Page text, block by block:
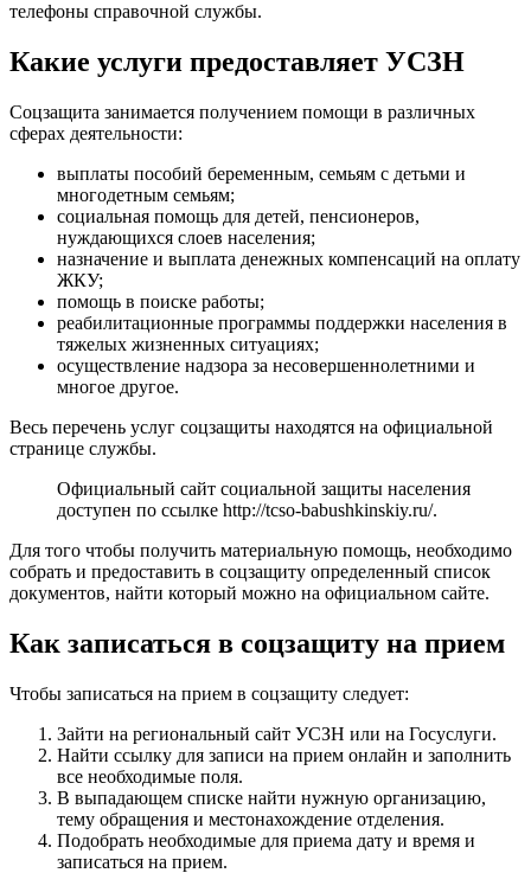
телефоны справочной службы.
Какие услуги предоставляет УСЗН
Соцзащита занимается получением помощи в различных
сферах деятельности:
выплаты пособий беременным, семьям с детьми и
многодетным семьям;
социальная помощь для детей, пенсионеров,
нуждающихся слоев населения;
назначение и выплата денежных компенсаций на оплату
ЖКУ;
помощь в поиске работы;
реабилитационные программы поддержки населения в
тяжелых жизненных ситуациях;
осуществление надзора за несовершеннолетними и
многое другое.
Весь перечень услуг соцзащиты находятся на официальной
странице службы.
Официальный сайт социальной защиты населения
доступен по ссылке http://tcso-babushkinskiy.ru/.
Для того чтобы получить материальную помощь, необходимо
собрать и предоставить в соцзащиту определенный список
документов, найти который можно на официальном сайте.
Как записаться в соцзащиту на прием
Чтобы записаться на прием в соцзащиту следует:
Зайти на региональный сайт УСЗН или на Госуслуги.
Найти ссылку для записи на прием онлайн и заполнить
все необходимые поля.
В выпадающем списке найти нужную организацию,
тему обращения и местонахождение отделения.
Подобрать необходимые для приема дату и время и
записаться на прием.